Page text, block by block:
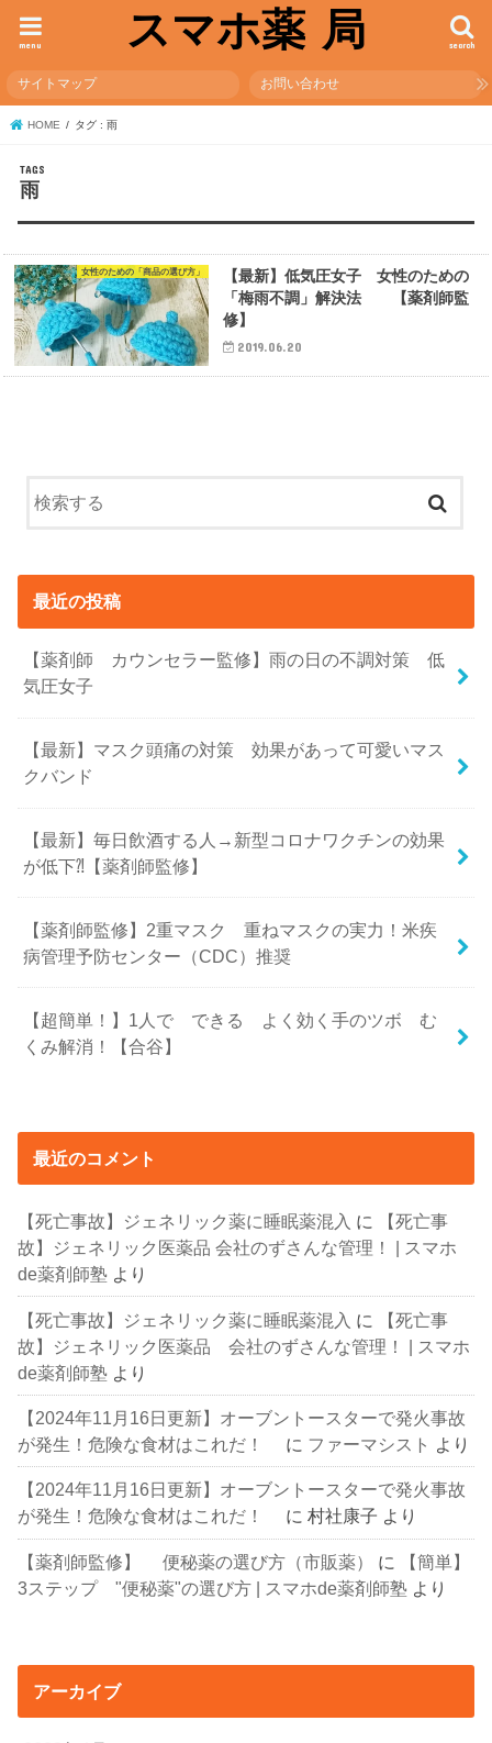
スマホ薬 局 search
menu
サイトマップ お問い合わせ
HOME タグ : 雨
雨
女性のための「商品の選び方」
【最新】低気圧女子 女性のための
「梅雨不調」解決法 【薬剤師監
修】
2019.06.20
最近の投稿
【薬剤師 カウンセラー監修】雨の日の不調対策 低
気圧女子
【最新】マスク頭痛の対策 効果があって可愛いマス
クバンド
【最新】毎日飲酒する人→新型コロナワクチンの効果
が低下⁈【薬剤師監修】
【薬剤師監修】2重マスク 重ねマスクの実力！米疾
病管理予防センター（CDC）推奨
【超簡単！】1人で できる よく効く手のツボ む
くみ解消！【合谷】
最近のコメント
【死亡事故】ジェネリック薬に睡眠薬混入 に
【死亡事
故】ジェネリック医薬品 会社のずさんな管理！ | スマホ
de薬剤師塾 より
【死亡事故】ジェネリック薬に睡眠薬混入 に
【死亡事
故】ジェネリック医薬品 会社のずさんな管理！ | スマホ
de薬剤師塾 より
【2024年11月16日更新】オーブントースターで発火事故
が発生！危険な食材はこれだ！
に ファーマシスト より
【2024年11月16日更新】オーブントースターで発火事故
が発生！危険な食材はこれだ！
に村社康子 より
【薬剤師監修】 便秘薬の選び方（市販薬） に
【簡単】
3ステップ "便秘薬"の選び方 | スマホde薬剤師塾 より
アーカイブ